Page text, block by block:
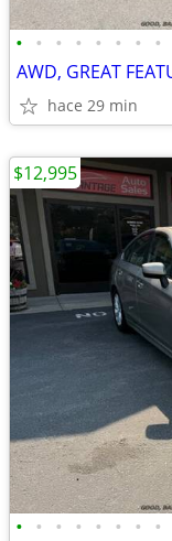
• • • • • • • •
AWD, GREAT
hace 29 min
• • • • • • • •
$12,995